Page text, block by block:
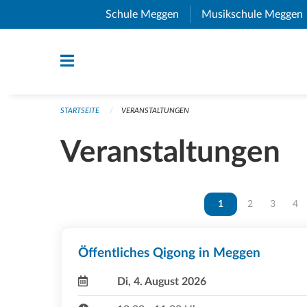
Navigation überspringen
Schule Meggen (External Link)
Musikschule Meggen
STARTSEITE VERANSTALTUNGEN
Veranstaltungen
Vous êtes sur la page
1 Vous êtes sur
2 Vous
3 4
Öffentliches Qigong in Meggen
Di, 4. August 2026